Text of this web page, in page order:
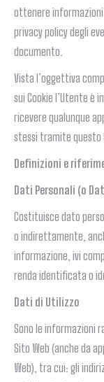
ottenere
privacy policy degli
documento.
Vista l’oggettiva
sui Cookie l’Utente è
ricevere qualunque
stessi tramite questo
Definizioni e
Dati Personali (o
Costituisce dato
o indirettamente,
informazione, ivi
renda identificata o
Dati di Utilizzo
Sono le informazioni
Sito Web (anche da
Web), tra cui: gli